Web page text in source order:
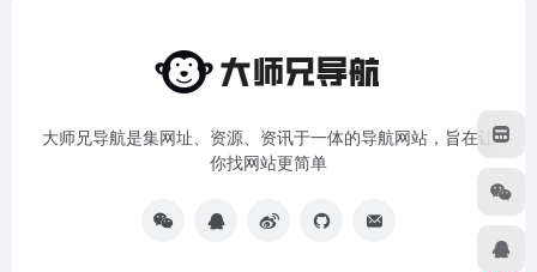
大师兄导航是集网址、资源、资讯于一体的导航网站，旨在让
你找网站更简单